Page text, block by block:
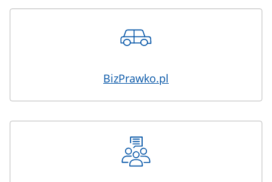
BizPrawko.pl